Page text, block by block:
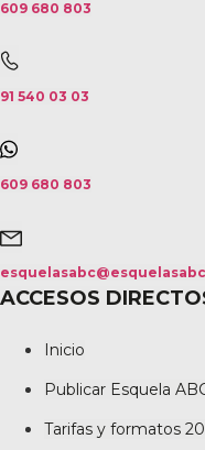
609 680 803
91 540 03 03
609 680 803
ACCESOS
Inicio
Publicar Esquela
Tarifas y formatos